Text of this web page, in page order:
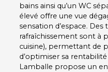
bains ainsi qu’un WC
élevé offre une vue
sensation d’espace. Des
rafraîchissement sont à
cuisine), permettant de
d’optimiser sa
Lamballe propose un